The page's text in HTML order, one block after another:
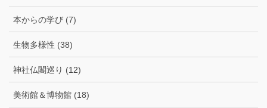
本からの学び (7)
生物多様性 (38)
神社仏閣巡り (12)
美術館＆博物館 (18)